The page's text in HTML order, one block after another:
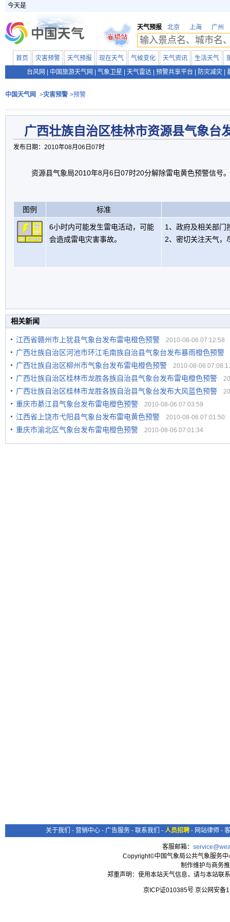
今天是
天气预报 北京 上海 广州
首页 灾害预警 天气预报 现在天气 气候变化 天气资讯 生活天气
台风网
中国旅游天气网 气象卫星 天气雷达 预警共享平台 防灾减灾
中国天气网 >灾害预警 >预警
广西壮族自治区桂林市资源县气象台
发布日期：2010年08月06日07时
资源县气象局2010年8月6日07时20分解除雷电黄色预警信号。
图例 标准
6小时内可能发生雷电活动，可能
会造成雷电灾害事故。
1、政府及相关部门
2、密切关注天气，
相关新闻
江西省赣州市上犹县气象台发布雷电橙色预警 2010-08-06 07:12:58
广西壮族自治区河池市环江毛南族自治县气象台发布暴雨橙色预警
广西壮族自治区柳州市气象台发布雷电橙色预警 2010-08-06
广西壮族自治区桂林市龙胜各族自治县气象台发布雷电橙色预警
广西壮族自治区桂林市龙胜各族自治县气象台发布大风蓝色预警
重庆市綦江县气象台发布雷电橙色预警 2010-08-06 07:03:59
江西省上饶市弋阳县气象台发布雷电黄色预警 2010-08-06 07:01:50
重庆市渝北区气象台发布雷电橙色预警 2010-08-06 07:01:34
关于我们 - 营销中心 - 广告服务 - 联系我们 - 人员招聘 - 网站律师 -
客服邮箱：
Copyright©中国气象局公共气象服务
制作维护与商务
郑重声明：使用本站天气信息，请与本站联
京ICP证010385号 京公网安备